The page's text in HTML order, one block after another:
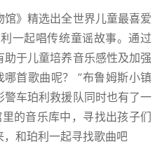
》精选出全世界儿童最喜爱
一起唱传统童谣故事。通过
于儿童培养音乐感性及加强
首歌曲呢？ ”布鲁姆斯小镇
车珀利救援队同时也有了一
的音乐库中，寻找出孩子们
和珀利一起寻找歌曲吧